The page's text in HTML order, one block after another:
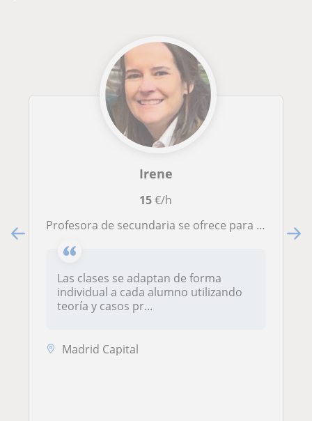
Irene
15€/h
Profesora de secundaria se ofrece para dar clases de refuerzo en matemáticas y lengua castellana
Las clases se adaptan de forma
individual a cada alumno utilizando
teoría y casos pr...
Madrid Capital